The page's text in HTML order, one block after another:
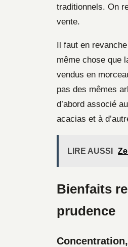
traditionnels. On
vente.
Il faut en
même chose que
vendus en
pas des mêmes
d’abord associé
acacias et à
LIRE AUSSI
Bienfaits
prudence